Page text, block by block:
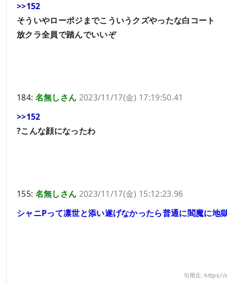
>>152
そういやローポジまでこういうクズやったな白コート
放クラ全員で踏んでいいぞ
184: 名無しさん 2023/11/17(金) 17:19:50.41
>>152
?こんな顔になったわ
155: 名無しさん 2023/11/17(金) 15:12:23.96
シャニPって凛世と添い遂げなかったら普通に閻魔に地
引用元: https://